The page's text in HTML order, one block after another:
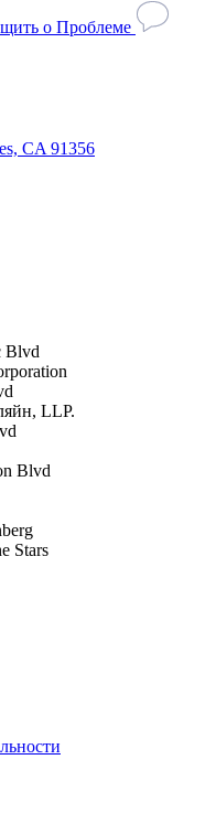
о Проблеме
CA 91356
Blvd
LLP.
Blvd
Stars